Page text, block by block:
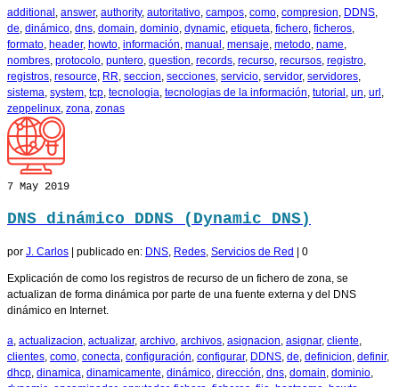
additional , answer, authority, autoritativo, campos, como, compresion, DDNS,
de, dinámico, dns, domain, dominio, dynamic, etiqueta, fichero, ficheros,
formato, header, howto, información, manual , mensaje, metodo, name,
nombres, protocolo, puntero, question, records, recurso, recursos, registro,
registros, resource, RR, seccion, secciones, servicio, servidor, servidores,
sistema, system, tcp, tecnologia, tecnologias de la información, tutorial , un, url ,
zeppelinux, zona, zonas
7 May 2019
DNS dinámico DDNS (Dynamic DNS)
por J. Carlos | publicado en: DNS Redes Servicios de Red | 0
Explicación de como los registros de recurso de un fichero de zona, se
actualizan de forma dinámica por parte de una fuente externa y del DNS
dinámico en Internet.
a actualizacion actualizar, archivo archivos asignacion asignar, cliente
clientes como conecta configuración configurar, DDNS de definicion definir,
dhcp dinamica dinamicamente dinámico dirección dns domain dominio